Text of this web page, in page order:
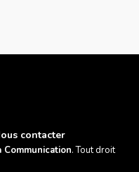
contacter
Communication. Tout droit